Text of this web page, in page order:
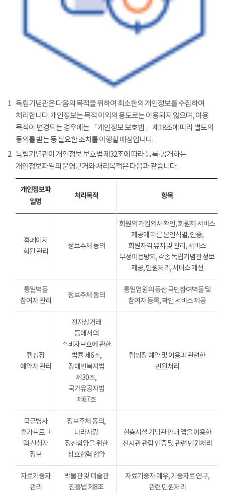
1 독립기념관은 다음의 목적을 위하여 최소한의 개인정보를 수집하여
처리합니다. 개인정보는 목적 이외의 용도로는 이용되지 않으며, 이용
목적이 변경되는 경우에는 「개인정보 보호법」 제18조에 따라 별도의
동의를 받는 등 필요한 조치를 이행할 예정입니다.
2 독립기념관이 개인정보 보호법 제32조에 따라 등록·공개하는
개인정보파일의 운영근거와 처리목적은 다음과 같습니다.
개인정보파
일명
처리목적 항목
홈페이지
회원 관리
정보주체 동의
회원의 가입의사 확인, 회원제 서비스
제공에 따른 본인식별, 인증,
회원자격 유지 및 관리, 서비스
부정이용방지, 각종 독립기념관 정보
제공, 민원처리, 서비스 개선
통일벽돌
참여자 관리
정보주체 동의
통일염원의 동산 국민참여벽돌 및
참여자 등록, 확인 서비스 제공
캠핑장
예약자 관리
전자상거래
등에서의
소비자보호에 관한
법률 제6조,
장애인복지법
제30조,
국가유공자법
제67조
캠핑장 예약 및 이용과 관련한
민원처리
국군병사
휴가프로그
램 신청자
정보
정보주체 동의,
나라사랑
정신함양을 위한
상호협력 협약
현충시설 기념관 안내 앱을 이용한
전시관 관람 인증 및 관련 민원처리
자료기증자
관리
박물관 및 미술관
진흥법 제8조
자료기증자 예우, 기증자료 연구,
관련 민원처리